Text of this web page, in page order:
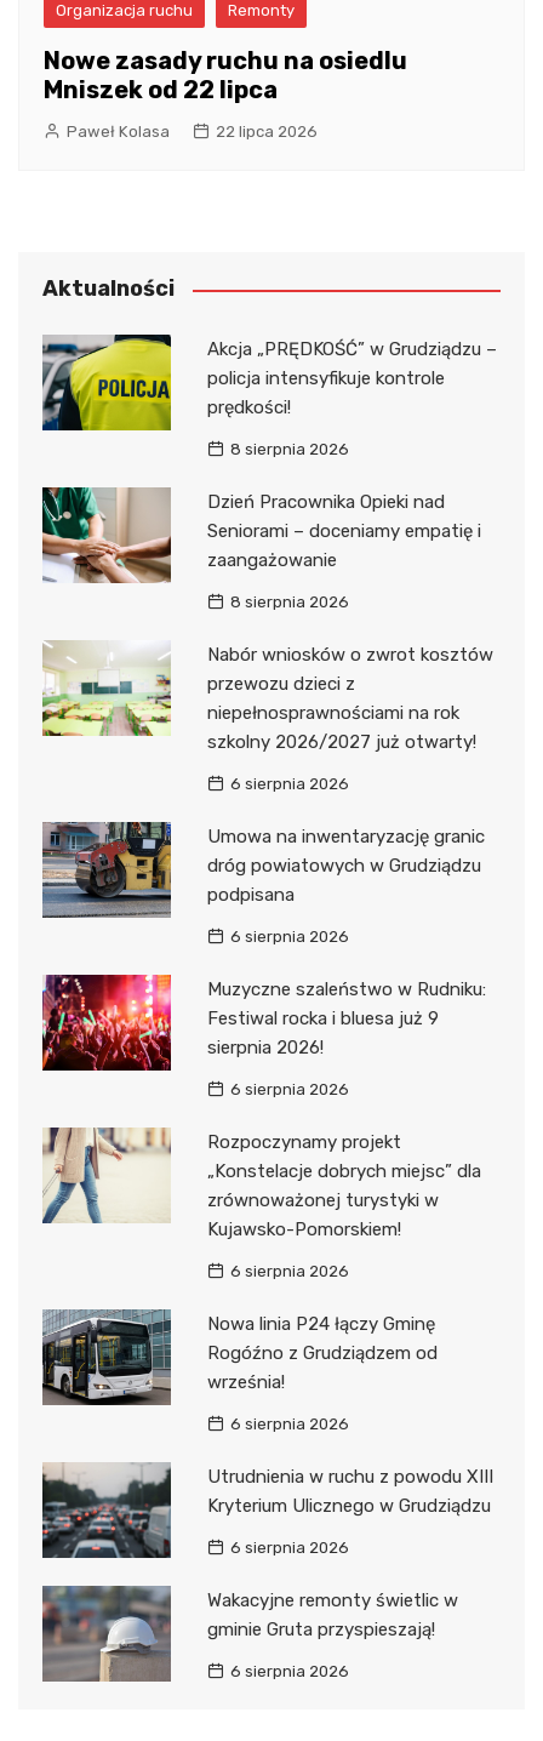
Organizacja ruchu Remonty
Nowe zasady ruchu na osiedlu
Mniszek od 22 lipca
Paweł Kolasa 22 lipca 2026
Aktualności
Akcja „PRĘDKOŚĆ” w Grudziądzu –
policja intensyfikuje kontrole
prędkości!
8 sierpnia 2026
Dzień Pracownika Opieki nad
Seniorami – doceniamy empatię i
zaangażowanie
8 sierpnia 2026
Nabór wniosków o zwrot kosztów
przewozu dzieci z
niepełnosprawnościami na rok
szkolny 2026/2027 już otwarty!
6 sierpnia 2026
Umowa na inwentaryzację granic
dróg powiatowych w Grudziądzu
podpisana
6 sierpnia 2026
Muzyczne szaleństwo w Rudniku:
Festiwal rocka i bluesa już 9
sierpnia 2026!
6 sierpnia 2026
Rozpoczynamy projekt
„Konstelacje dobrych miejsc” dla
zrównoważonej turystyki w
Kujawsko-Pomorskiem!
6 sierpnia 2026
Nowa linia P24 łączy Gminę
Rogóźno z Grudziądzem od
września!
6 sierpnia 2026
Utrudnienia w ruchu z powodu XIII
Kryterium Ulicznego w Grudziądzu
6 sierpnia 2026
Wakacyjne remonty świetlic w
gminie Gruta przyspieszają!
6 sierpnia 2026